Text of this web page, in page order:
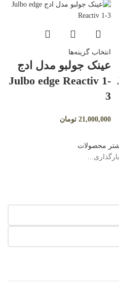
انتخاب گزینه‌ها
عینک جولبو مدل ادج
Julbo edge Reactiv 1-
3
21,000,000 تومان
محصولات